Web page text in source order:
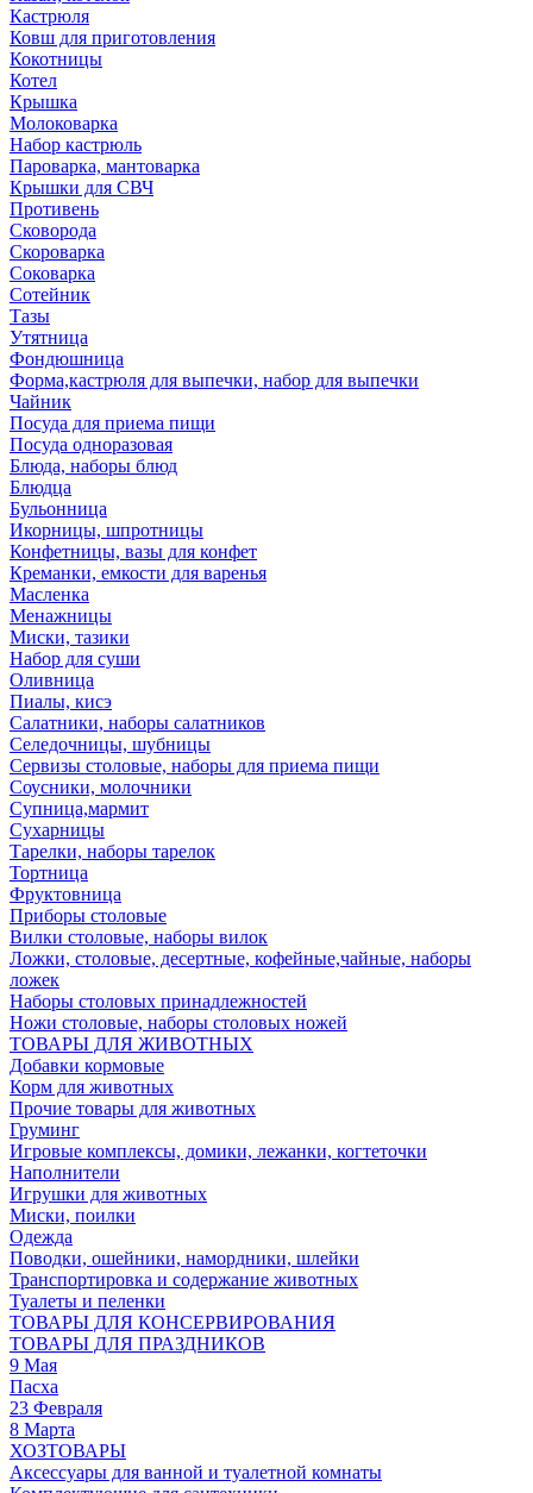
Кастрюля
Ковш для приготовления
Кокотницы
Котел
Крышка
Молоковарка
Набор кастрюль
Пароварка, мантоварка
Крышки для СВЧ
Противень
Сковорода
Скороварка
Соковарка
Сотейник
Тазы
Утятница
Фондюшница
Форма,кастрюля для выпечки, набор для выпечки
Чайник
Посуда для приема пищи
Посуда одноразовая
Блюда, наборы блюд
Блюдца
Бульонница
Икорницы, шпротницы
Конфетницы, вазы для конфет
Креманки, емкости для варенья
Масленка
Менажницы
Миски, тазики
Набор для суши
Оливница
Пиалы, кисэ
Салатники, наборы салатников
Селедочницы, шубницы
Сервизы столовые, наборы для приема пищи
Соусники, молочники
Супница,мармит
Сухарницы
Тарелки, наборы тарелок
Тортница
Фруктовница
Приборы столовые
Вилки столовые, наборы вилок
Ложки, столовые, десертные, кофейные,чайные, наборы
ложек
Наборы столовых принадлежностей
Ножи столовые, наборы столовых ножей
ТОВАРЫ ДЛЯ ЖИВОТНЫХ
Добавки кормовые
Корм для животных
Прочие товары для животных
Груминг
Игровые комплексы, домики, лежанки, когтеточки
Наполнители
Игрушки для животных
Миски, поилки
Одежда
Поводки, ошейники, намордники, шлейки
Транспортировка и содержание животных
Туалеты и пеленки
ТОВАРЫ ДЛЯ КОНСЕРВИРОВАНИЯ
ТОВАРЫ ДЛЯ ПРАЗДНИКОВ
9 Мая
Пасха
23 Февраля
8 Марта
ХОЗТОВАРЫ
Аксессуары для ванной и туалетной комнаты